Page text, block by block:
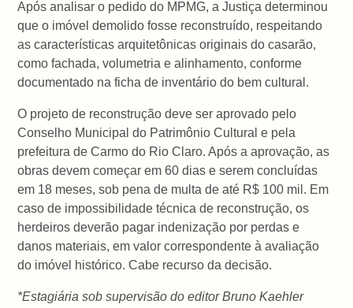
Após analisar o pedido do MPMG, a Justiça determinou
que o imóvel demolido fosse reconstruído, respeitando
as características arquitetônicas originais do casarão,
como fachada, volumetria e alinhamento, conforme
documentado na ficha de inventário do bem cultural.
O projeto de reconstrução deve ser aprovado pelo
Conselho Municipal do Patrimônio Cultural e pela
prefeitura de Carmo do Rio Claro. Após a aprovação, as
obras devem começar em 60 dias e serem concluídas
em 18 meses, sob pena de multa de até R$ 100 mil. Em
caso de impossibilidade técnica de reconstrução, os
herdeiros deverão pagar indenização por perdas e
danos materiais, em valor correspondente à avaliação
do imóvel histórico. Cabe recurso da decisão.
*Estagiária sob supervisão do editor Bruno Kaehler